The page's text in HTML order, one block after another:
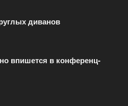
диванов
впишется в конференц-